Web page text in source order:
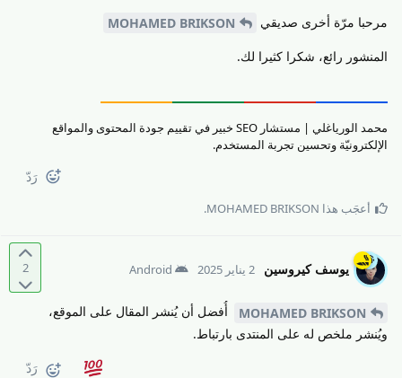
مرحبا مرّة أخرى صديقي
MOHAMED BRIKSON
المنشور رائع، شكرا كثيرا لك.
محمد الورياغلي | مستشار SEO خبير في تقييم جودة المحتوى والمواقع
الإلكترونيّة وتحسين تجربة المستخدم.
رَدّ
أعجَب هذا MOHAMED BRIKSON
.
2 يوسف كيروسين 2 يناير 2025 Android
MOHAMED BRIKSON
أُفضل أن يُنشر المقال على الموقع،
ويُنشر ملخص له على المنتدى بارتباط.
رَدّ